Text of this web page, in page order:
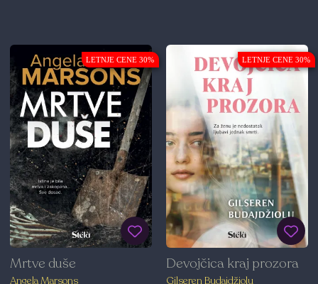
LETNJE CENE 30%
Mrtve duše
Angela Marsons
LETNJE CENE 30%
Devojčica kraj prozora
Gilseren Budajdžiolu